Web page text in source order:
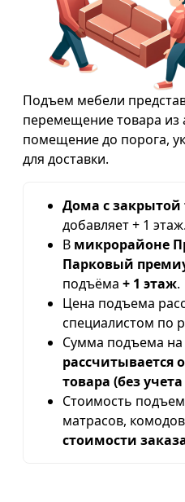
Подъем мебели
перемещение товара из
помещение до порога,
для доставки.
Дома с закрытой
добавляет + 1 этаж.
В микрорайоне
Парковый
подъёма + 1 этаж.
Цена подъема
специалистом по
Сумма подъема
рассчитывается
товара (без
Стоимость
матрасов,
стоимости